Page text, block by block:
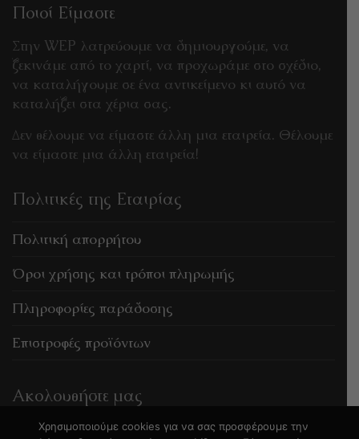
Ποιοί Είμαστε
Στην WEP λατρεύουμε να δημιουργούμε, να
ξεκινάμε από το χαρτί, να προχωράμε στο σχέδιο,
να καταλήγουμε σε ένα αντικείμενο κι αυτό να
καταλήξει στα χέρια σας.
Δεν θέλουμε να είμαστε άλλη μια εταιρεία. Θέλουμε
να είμαστε μια άλλη εταιρεία!
Πολιτικές της Εταιρίας
Πολιτική απορρήτου
Όροι χρήσης και τρόποι πληρωμής
Πληροφορίες παράδοσης
Επιστροφές προϊόντων
Ακολουθήστε μας
Χρησιμοποιούμε cookies για να σας προσφέρουμε την